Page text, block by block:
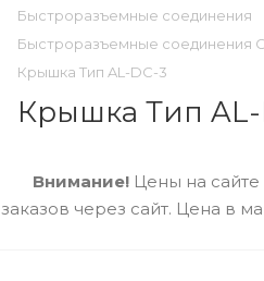
Быстроразъемные соединения
Быстроразъемные соединения
Крышка Тип AL-DC-3
Крышка Тип AL-
Внимание!Цены на сайте
заказов через сайт. Цена в